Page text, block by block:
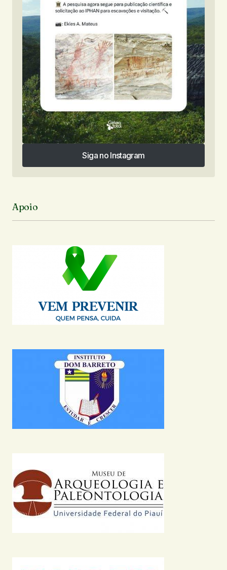
Siga no Instagram
Siga no Instagram
Apoio